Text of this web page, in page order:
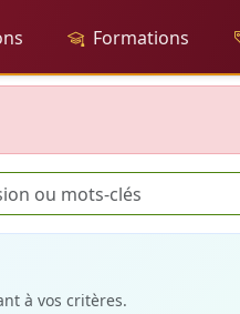
Formations
à vos critères.